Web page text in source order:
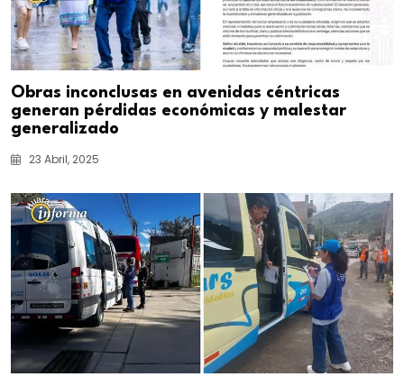
Obras inconclusas en avenidas céntricas
generan pérdidas económicas y malestar
generalizado
23 Abril, 2025